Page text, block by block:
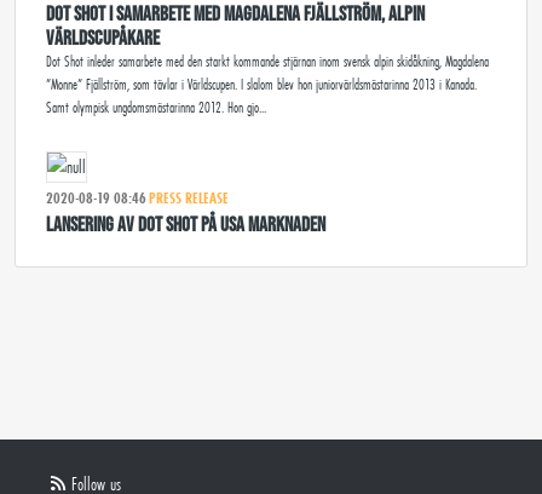
DOT SHOT I SAMARBETE MED MAGDALENA FJÄLLSTRÖM, ALPIN
VÄRLDSCUPÅKARE
Dot Shot inleder samarbete med den starkt kommande stjärnan inom svensk alpin skidåkning, Magdalena
”Monne” Fjällström, som tävlar i Världscupen. I slalom blev hon juniorvärldsmästarinna 2013 i Kanada.
Samt olympisk ungdomsmästarinna 2012. Hon gjo...
2020-08-19 08:46PRESS RELEASE
LANSERING AV DOT SHOT PÅ USA MARKNADEN
Follow us